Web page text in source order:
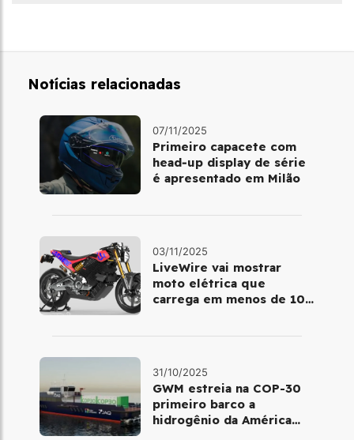
Notícias relacionadas
07/11/2025
Primeiro capacete com
head‑up display de série
é apresentado em Milão
03/11/2025
LiveWire vai mostrar
moto elétrica que
carrega em menos de 10
31/10/2025
GWM estreia na COP-30
primeiro barco a
hidrogênio da América